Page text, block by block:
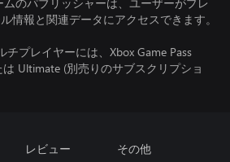
情報と関連データにアクセスできます。
プレイヤーには、Xbox Game Pass
は Ultimate (別売りのサブスクリプショ
レビュー その他